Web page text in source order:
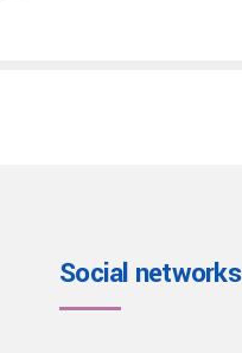
Social networks